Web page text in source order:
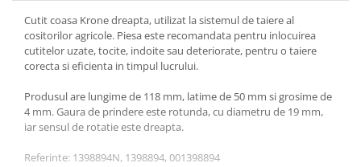
1.8.1. Prize de putere
1.8.3. Ambreiaje
1.8.4. Transmisie punte spate
Cutit coasa Krone dreapta, utilizat la sistemul de taiere al
cositorilor agricole. Piesa este recomandata pentru inlocuirea
cutitelor uzate, tocite, indoite sau deteriorate, pentru o taiere
corecta si eficienta in timpul lucrului.
Produsul are lungime de 118 mm, latime de 50 mm si grosime de
4 mm. Gaura de prindere este rotunda, cu diametru de 19 mm,
iar sensul de rotatie este dreapta.
Referinte: 1398894N, 1398894, 001398894